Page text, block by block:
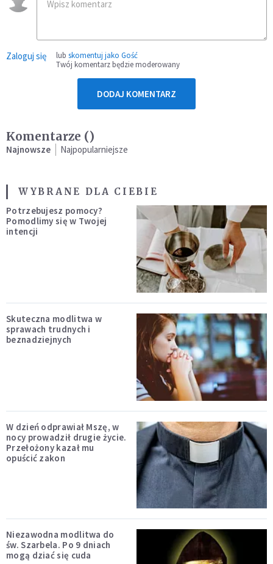
Zaloguj się lub skomentuj jako Gość
Twój komentarz będzie moderowany
DODAJ KOMENTARZ
Komentarze ()
Najnowsze Najpopularniejsze
WYBRANE DLA CIEBIE
Potrzebujesz pomocy?
Pomodlimy się w Twojej
intencji
Skuteczna modlitwa w
sprawach trudnych i
beznadziejnych
W dzień odprawiał Mszę, w
nocy prowadził drugie życie.
Przełożony kazał mu
opuścić zakon
Niezawodna modlitwa do
św. Szarbela. Po 9 dniach
mogą dziać się cuda